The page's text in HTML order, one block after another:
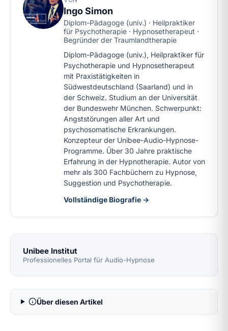
Ingo Simon
Diplom-Pädagoge (univ.) · Heilpraktiker
für Psychotherapie · Hypnosetherapeut ·
Begründer der Traumlandtherapie
Diplom-Pädagoge (univ.), Heilpraktiker für
Psychotherapie und Hypnosetherapeut
mit Praxistätigkeiten in
Südwestdeutschland (Saarland) und in
der Schweiz. Studium an der Universität
der Bundeswehr München. Schwerpunkt:
Angststörungen aller Art und
psychosomatische Erkrankungen.
Konzepteur der Unibee-Audio-Hypnose-
Programme. Über 30 Jahre praktische
Erfahrung in der Hypnotherapie. Autor von
mehr als 300 Fachbüchern zu Hypnose,
Suggestion und Psychotherapie.
Vollständige Biografie →
Unibee Institut
Professionelles Portal für Audio-Hypnose
Über diesen Artikel